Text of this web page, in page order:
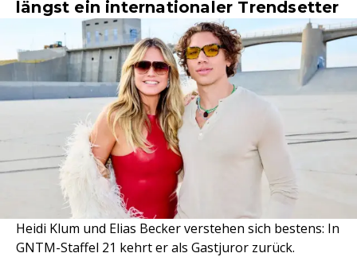
längst ein internationaler Trendsetter
Heidi Klum und Elias Becker verstehen sich bestens: In
GNTM-Staffel 21 kehrt er als Gastjuror zurück.